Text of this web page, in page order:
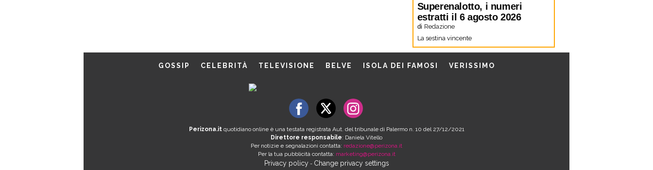
Superenalotto, i numeri
estratti il 6 agosto 2026
di Redazione
La sestina vincente
GOSSIP CELEBRITÀ TELEVISIONE BELVE ISOLA DEI FAMOSI VERISSIMO
Perizona.itquotidiano online è una testata registrata Aut. del tribunale di Palermo n. 10 del 27/12/2021
Direttore responsabile: Daniela Vitello
Per notizie e segnalazioni contatta: redazione@perizona.it
Per la tua pubblicità contatta: marketing@perizona.it
Privacy policy- Change privacy settings